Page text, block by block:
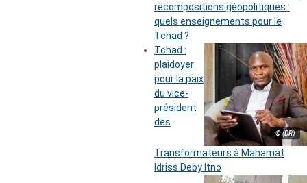
recompositions géopolitiques :
quels enseignements pour le
Tchad ?
© (DR)
Tchad :
plaidoyer
pour la paix
du vice-
président
des
Transformateurs à Mahamat
Idriss Deby Itno